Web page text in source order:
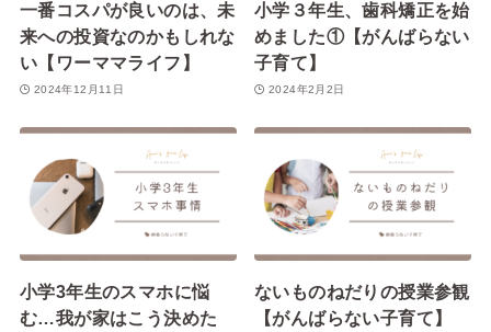
一番コスパが良いのは、未
来への投資なのかもしれな
い【ワーママライフ】
2024年12月11日
小学３年生、歯科矯正を始
めました①【がんばらない
子育て】
2024年2月2日
小学3年生のスマホに悩
む…我が家はこう決めた
ないものねだりの授業参観
【がんばらない子育て】